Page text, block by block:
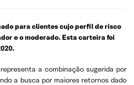
para clientes cujo perfil de risco
e o moderado. Esta carteira foi
a combinação sugerida por
a busca por maiores retornos dado